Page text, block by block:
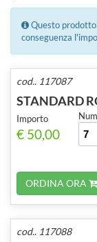
Questo
conseguenza
cod.. 117087
STANDARD
Importo
€ 50,00
ORDINA ORA
cod.. 117088